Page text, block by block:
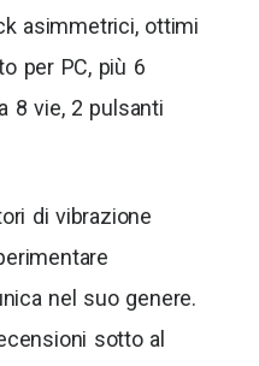
asimmetrici, ottimi
per PC, più 6
8 vie, 2 pulsanti
di vibrazione
nel suo genere.
sotto al